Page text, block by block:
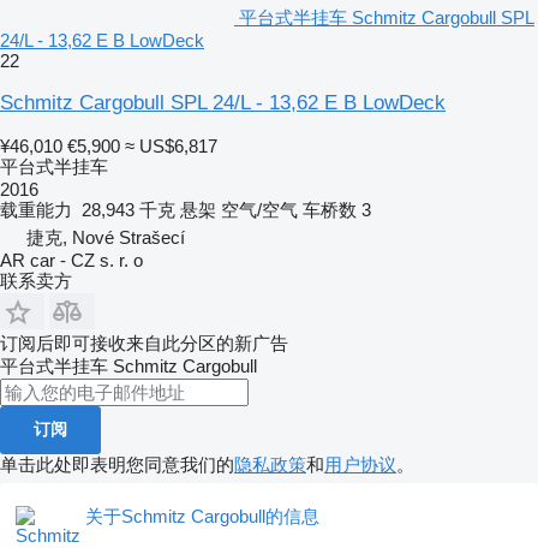
平台式半挂车 Schmitz Cargobull SPL
24/L - 13,62 E B LowDeck
22
Schmitz Cargobull SPL 24/L - 13,62 E B LowDeck
¥46,010 €5,900 ≈ US$6,817
平台式半挂车
2016
载重能力
28,943 千克 悬架 空气/空气 车桥数 3
捷克, Nové Strašecí
AR car - CZ s. r. o
联系卖方
订阅后即可接收来自此分区的新广告
平台式半挂车 Schmitz Cargobull
订阅
单击此处即表明您同意我们的隐私政策和用户协议。
关于Schmitz Cargobull的信息